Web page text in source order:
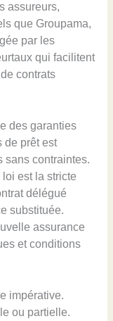
assureurs,
que Groupama,
par les
qui facilitent
contrats
des garanties
de prêt est
sans contraintes.
est la stricte
délégué
substituée.
assurance
et conditions
impérative.
ou partielle.